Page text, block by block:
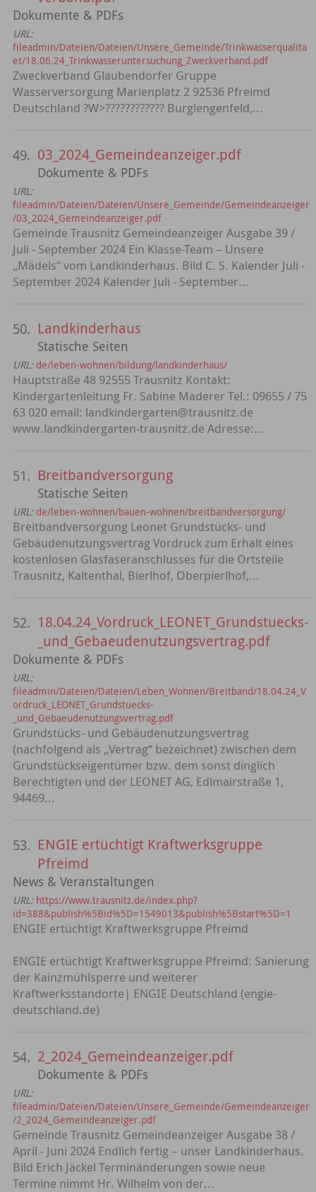
Dokumente & PDFs
URL:
fileadmin/Dateien/Dateien/Unsere_Gemeinde/Trinkwasserqualita
et/18.06.24_Trinkwasseruntersuchung_Zweckverband.pdf
Zweckverband Glaubendorfer Gruppe
Wasserversorgung Marienplatz 2 92536 Pfreimd
Deutschland ?W>???????????? Burglengenfeld,...
49. 03_2024_Gemeindeanzeiger.pdf
Dokumente & PDFs
URL:
fileadmin/Dateien/Dateien/Unsere_Gemeinde/Gemeindeanzeiger
/03_2024_Gemeindeanzeiger.pdf
Gemeinde Trausnitz Gemeindeanzeiger Ausgabe 39 /
Juli - September 2024 Ein Klasse-Team – Unsere
„Mädels“ vom Landkinderhaus. Bild C. S. Kalender Juli -
September 2024 Kalender Juli - September...
50. Landkinderhaus
Statische Seiten
URL: de/leben-wohnen/bildung/landkinderhaus/
Hauptstraße 48 92555 Trausnitz Kontakt:
Kindergartenleitung Fr. Sabine Maderer Tel.: 09655 / 75
63 020 email: landkindergarten@trausnitz.de
www.landkindergarten-trausnitz.de Adresse:...
51. Breitbandversorgung
Statische Seiten
URL: de/leben-wohnen/bauen-wohnen/breitbandversorgung/
Breitbandversorgung Leonet Grundstücks- und
Gebäudenutzungsvertrag Vordruck zum Erhalt eines
kostenlosen Glasfaseranschlusses für die Ortsteile
Trausnitz, Kaltenthal, Bierlhof, Oberpierlhof,...
52. 18.04.24_Vordruck_LEONET_Grundstuecks-
_und_Gebaeudenutzungsvertrag.pdf
Dokumente & PDFs
URL:
fileadmin/Dateien/Dateien/Leben_Wohnen/Breitband/18.04.24_V
ordruck_LEONET_Grundstuecks-
_und_Gebaeudenutzungsvertrag.pdf
Grundstücks- und Gebäudenutzungsvertrag
(nachfolgend als „Vertrag“ bezeichnet) zwischen dem
Grundstückseigentümer bzw. dem sonst dinglich
Berechtigten und der LEONET AG, Edlmairstraße 1,
94469...
53. ENGIE ertüchtigt Kraftwerksgruppe
Pfreimd
News & Veranstaltungen
URL: https://www.trausnitz.de/index.php?
id=388&publish%5Bid%5D=1549013&publish%5Bstart%5D=1
ENGIE ertüchtigt Kraftwerksgruppe Pfreimd
ENGIE ertüchtigt Kraftwerksgruppe Pfreimd: Sanierung
der Kainzmühlsperre und weiterer
Kraftwerksstandorte| ENGIE Deutschland (engie-
deutschland.de)
54. 2_2024_Gemeindeanzeiger.pdf
Dokumente & PDFs
URL:
fileadmin/Dateien/Dateien/Unsere_Gemeinde/Gemeindeanzeiger
/2_2024_Gemeindeanzeiger.pdf
Gemeinde Trausnitz Gemeindeanzeiger Ausgabe 38 /
April - Juni 2024 Endlich fertig – unser Landkinderhaus.
Bild Erich Jäckel Terminänderungen sowie neue
Termine nimmt Hr. Wilhelm von der...